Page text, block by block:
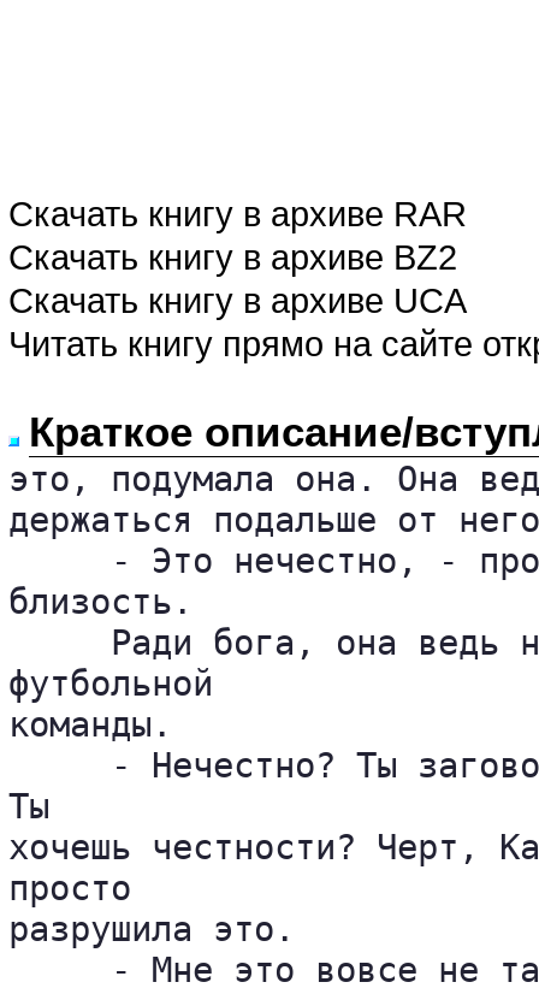
Скачать книгу в архиве RAR
Скачать книгу в архиве BZ2
Скачать книгу в архиве UCA
Читать книгу прямо на сайте
Краткое описание/
это, подумала она. Она
держаться подальше от
- Это нечестно, -
близость.
Ради бога, она ведь
футбольной
команды.
- Нечестно? Ты
Ты
хочешь честности? Черт,
просто
разрушила это.
- Мне это вовсе не